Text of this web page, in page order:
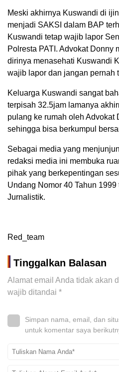
Meski akhirnya Kuswandi di
menjadi SAKSI dalam BAP
Kuswandi tetap wajib lapor
Polresta PATI. Advokat Donny
dirinya menasehati Kuswandi
wajib lapor dan jangan pernah
Keluarga Kuswandi sangat
terpisah 32.5jam lamanya
pulang ke rumah oleh Advokat
sehingga bisa berkumpul
Sebagai media yang
redaksi media ini membuka
pihak yang berkepentingan
Undang Nomor 40 Tahun
Jurnalistik.
Red_team
Tinggalkan Balasan
Alamat email Anda tidak akan
wajib ditandai *
Simpan nama, email, dan
untuk komentar saya